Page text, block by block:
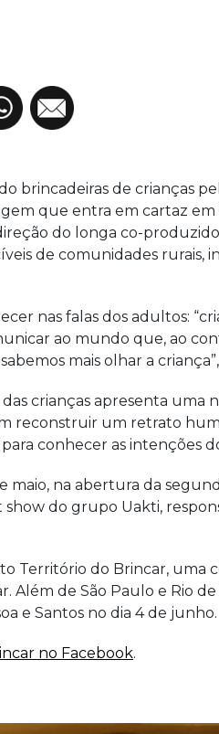
brincadeiras de crianças
que entra em cartaz
do longa co-
de comunidades rurais,
nas falas dos adultos:
ao mundo que, ao
mais olhar a
crianças apresenta uma
reconstruir um retrato
conhecer as intenções
na abertura da
do grupo Uakti,
Território do Brincar, uma
Além de São Paulo e Rio
e Santos no dia 4 de junho.
no Facebook.